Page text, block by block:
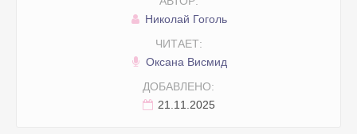
Николай Гоголь
ЧИТАЕТ:
Оксана Висмид
ДОБАВЛЕНО:
21.11.2025